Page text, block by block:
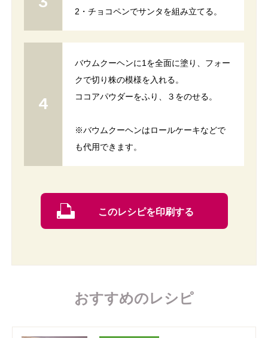
2・チョコペンでサンタを組み立てる。
バウムクーヘンに1を全面に塗り、フォー
クで切り株の模様を入れる。
ココアパウダーをふり、３をのせる。
※バウムクーヘンはロールケーキなどで
も代用できます。
このレシピを印刷する
おすすめのレシピ